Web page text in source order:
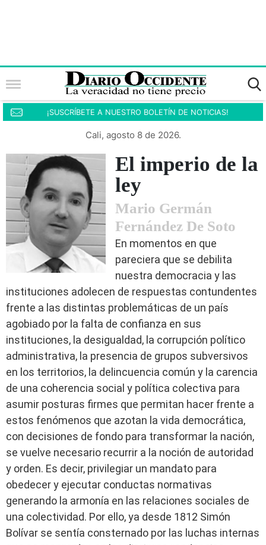
¡SUSCRÍBETE A NUESTRO BOLETÍN DE NOTICIAS!
Cali, agosto 8 de 2026.
El imperio de la
ley
Mario Germán
Fernández De Soto
En momentos en que
pareciera que se debilita
nuestra democracia y las
instituciones adolecen de respuestas contundentes
frente a las distintas problemáticas de un país
agobiado por la falta de confianza en sus
instituciones, la desigualdad, la corrupción político
administrativa, la presencia de grupos subversivos
en los territorios, la delincuencia común y la carencia
de una coherencia social y política colectiva para
asumir posturas firmes que permitan hacer frente a
estos fenómenos que azotan la vida democrática,
con decisiones de fondo para transformar la nación,
se vuelve necesario recurrir a la noción de autoridad
y orden. Es decir, privilegiar un mandato para
obedecer y ejecutar conductas normativas
generando la armonía en las relaciones sociales de
una colectividad. Por ello, ya desde 1812 Simón
Bolívar se sentía consternado por las luchas internas